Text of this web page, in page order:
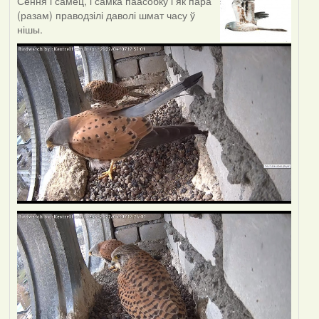
(разам) праводзілі даволі шмат часу ў
нішы.